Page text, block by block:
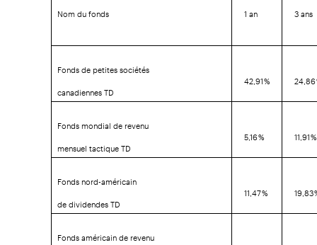
Nom du fonds 1 an 3 ans
Fonds de petites sociétés
canadiennes TD
42,91 %
Fonds mondial de revenu
mensuel tactique TD
5,16 % 11,91 %
Fonds nord-américain
de dividendes TD
11,47 % 19,83
Fonds américain de revenu